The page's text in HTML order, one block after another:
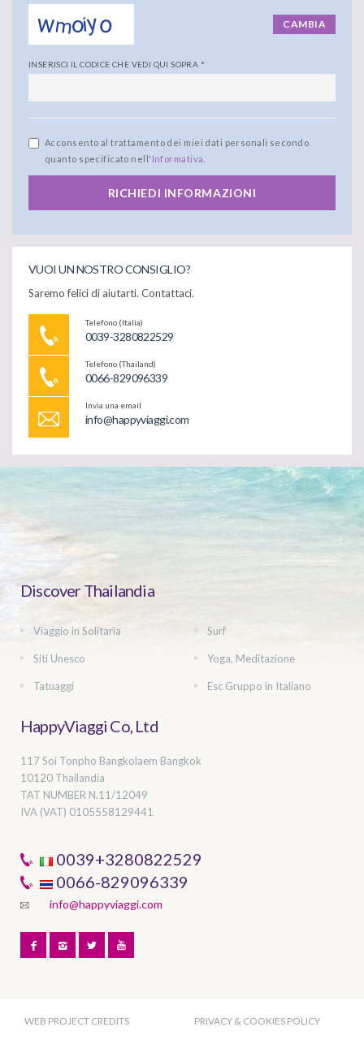
CAMBIA
INSERISCI IL CODICE CHE VEDI QUI SOPRA *
Acconsento al trattamento dei miei dati personali secondo
quanto specificato nell' Informativa
RICHIEDI INFORMAZIONI
VUOI UN NOSTRO CONSIGLIO?
Saremo felici di aiutarti. Contattaci.
Telefono (Italia)
0039-3280822529
Telefono (Thailand)
0066-829096339
Invia una email
info@happyviaggi.com
Discover Thailandia
Viaggio in Solitaria Surf
Siti Unesco Yoga, Meditazione
Tatuaggi Esc Gruppo in Italiano
HappyViaggi Co, Ltd
117 Soi Tonpho Bangkolaem Bangkok
10120 Thailandia
TAT NUMBER N.11/12049
IVA (VAT) 0105558129441
0039+3280822529
0066-829096339
info@happyviaggi.com
WEB PROJECT CREDITS PRIVACY & COOKIES POLICY